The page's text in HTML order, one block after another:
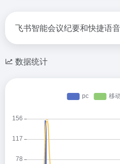
飞书智能会议纪要和快捷语
数据统计